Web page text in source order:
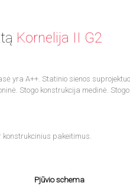
Kornelija II G2
yra A++. Statinio sienos
Stogo konstrukcija medinė.
pakeitimus.
Pjūvio schema